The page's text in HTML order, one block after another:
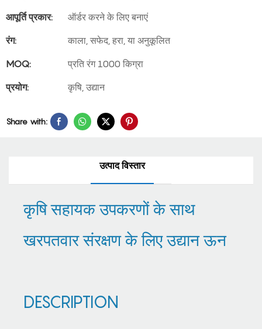
आपूर्ति प्रकार:
ऑर्डर करने के लिए बनाएं
रंग:
काला, सफेद, हरा, या अनुकूलित
MOQ:
प्रति रंग 1000 किग्रा
प्रयोग:
कृषि, उद्यान
Share with:
उत्पाद विस्तार
कृषि सहायक उपकरणों के साथ
खरपतवार संरक्षण के लिए उद्यान ऊन
DESCRIPTION